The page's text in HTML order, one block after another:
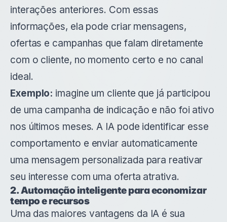
interações anteriores. Com essas
informações, ela pode criar mensagens,
ofertas e campanhas que falam diretamente
com o cliente, no momento certo e no canal
ideal.
Exemplo: imagine um cliente que já participou
de uma campanha de indicação e não foi ativo
nos últimos meses. A IA pode identificar esse
comportamento e enviar automaticamente
uma mensagem personalizada para reativar
seu interesse com uma oferta atrativa.
2. Automação inteligente para economizar
tempo e recursos
Uma das maiores vantagens da IA é sua